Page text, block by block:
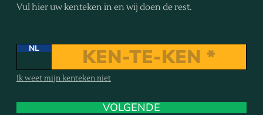
Vul hier uw kenteken in en wij doen de rest.
NL
Ik weet mijn kenteken niet
VOLGENDE